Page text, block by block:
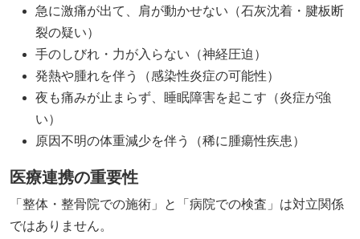
急に激痛が出て、肩が動かせない（石灰沈着・腱板断
裂の疑い）
手のしびれ・力が入らない（神経圧迫）
発熱や腫れを伴う（感染性炎症の可能性）
夜も痛みが止まらず、睡眠障害を起こす（炎症が強
い）
原因不明の体重減少を伴う（稀に腫瘍性疾患）
医療連携の重要性
「整体・整骨院での施術」と「病院での検査」は対立関係
ではありません。